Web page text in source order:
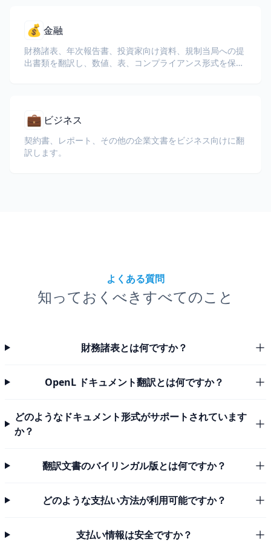
💰 金融
財務諸表、年次報告書、投資家向け資料、規制当局への提
出書類を翻訳し、数値、表、コンプライアンス形式を保持
💼 ビジネス
契約書、レポート、その他の企業文書をビジネス向けに翻
訳します。
よくある質問
知っておくべきすべてのこと
財務諸表とは何ですか？
OpenL ドキュメント翻訳とは何ですか？
どのようなドキュメント形式がサポートされています
か？
翻訳文書のバイリンガル版とは何ですか？
どのような支払い方法が利用可能ですか？
支払い情報は安全ですか？